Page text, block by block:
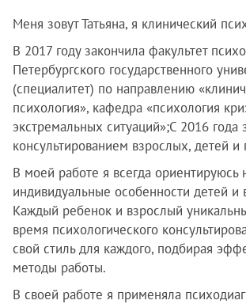
Меня зовут Татьяна, я клинический
В 2017 году закончила факультет
Петербургского государственного
(специалитет) по направлению
психология», кафедра «психология
экстремальных ситуаций»;С 2016 года
консультированием взрослых, детей и
В моей работе я всегда ориентируюсь
индивидуальные особенности детей и
Каждый ребенок и взрослый
время психологического
свой стиль для каждого, подбирая
методы работы.
В своей работе я применяла